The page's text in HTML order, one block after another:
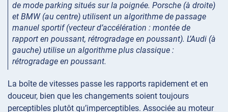
de mode parking situés sur la poignée. Porsche (à droite)
et BMW (au centre) utilisent un algorithme de passage
manuel sportif (vecteur d’accélération : montée de
rapport en poussant, rétrogradage en poussant). L’Audi (à
gauche) utilise un algorithme plus classique :
rétrogradage en poussant.
La boîte de vitesses passe les rapports rapidement et en
douceur, bien que les changements soient toujours
perceptibles plutôt qu’imperceptibles. Associée au moteur